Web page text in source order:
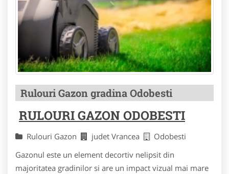
Rulouri Gazon gradina Odobesti
RULOURI GAZON ODOBESTI
Rulouri Gazon judet Vrancea
Odobesti
Gazonul este un element decortiv nelipsit din
majoritatea gradinilor si are un impact vizual mai mare